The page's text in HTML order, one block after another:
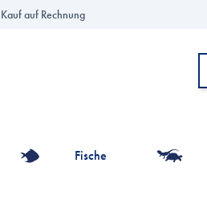
Kauf auf Rechnung
& Kleintiere anzeigen
Fische